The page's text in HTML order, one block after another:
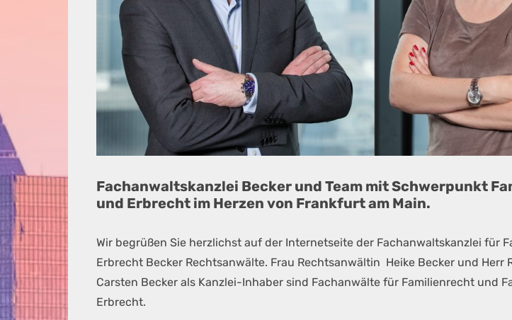
Fachanwaltskanzlei Becker und Team mit Schwerpunkt
und Erbrecht im Herzen von Frankfurt am Main.
Wir begrüßen Sie herzlichst auf der Internetseite der Fachanwaltskanzlei für
Erbrecht Becker Rechtsanwälte. Frau Rechtsanwältin Heike Becker und Herr
Carsten Becker als Kanzlei-Inhaber sind Fachanwälte für Familienrecht und
Erbrecht.